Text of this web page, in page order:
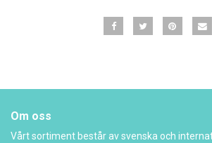
Om oss
Vårt sortiment består av svenska och